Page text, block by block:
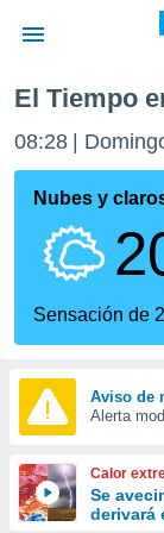
de
por
que se
calidad.
a este
las
y
forma
digital
basada
El Tiempo
08:28
Nubes y
Sensación de
Aviso de
Alerta
Calor
Se
derivará